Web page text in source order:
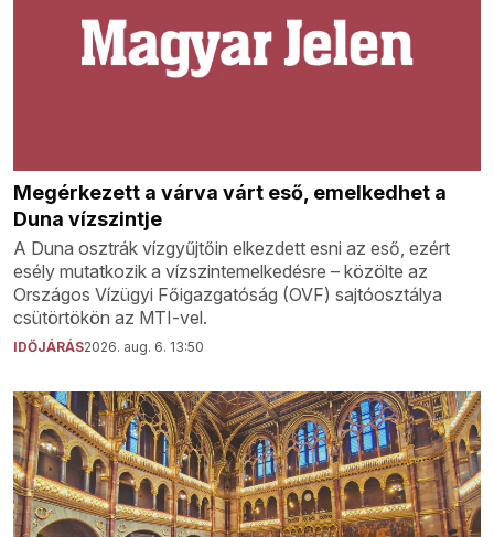
Megérkezett a várva várt eső, emelkedhet a
Duna vízszintje
A Duna osztrák vízgyűjtőin elkezdett esni az eső, ezért
esély mutatkozik a vízszintemelkedésre – közölte az
Országos Vízügyi Főigazgatóság (OVF) sajtóosztálya
csütörtökön az MTI-vel.
IDŐJÁRÁS2026. aug. 6. 13:50